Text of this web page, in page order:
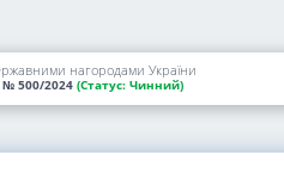
нагородами України
№ 500/2024 (Статус: Чинний)